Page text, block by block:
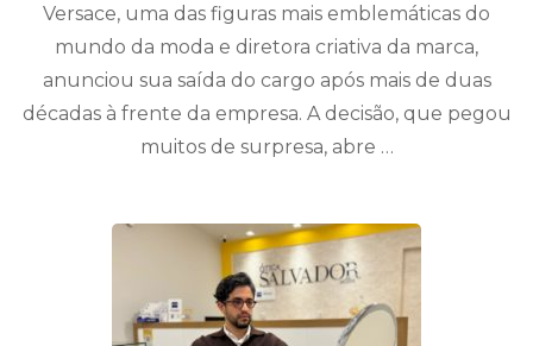
Versace, uma das figuras mais emblemáticas do
mundo da moda e diretora criativa da marca,
anunciou sua saída do cargo após mais de duas
décadas à frente da empresa. A decisão, que pegou
muitos de surpresa, abre …